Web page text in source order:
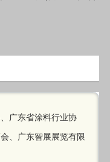
广东省涂料行业协
、广东智展展览有限